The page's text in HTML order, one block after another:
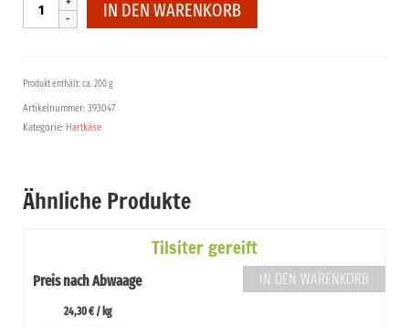
Käse
mild-
Menge
IN DEN WARENKORB
Produkt enthält: ca. 200 g
Artikelnummer: 393047
Kategorie: Hartkäse
Ähnliche Produkte
Tilsiter gereift
Preis nach Abwaage
24,30€/ kg
IN DEN WARENKORB